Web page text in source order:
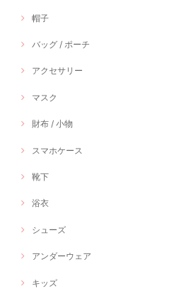
帽子
バッグ / ポーチ
アクセサリー
マスク
財布 / 小物
スマホケース
靴下
浴衣
シューズ
アンダーウェア
キッズ